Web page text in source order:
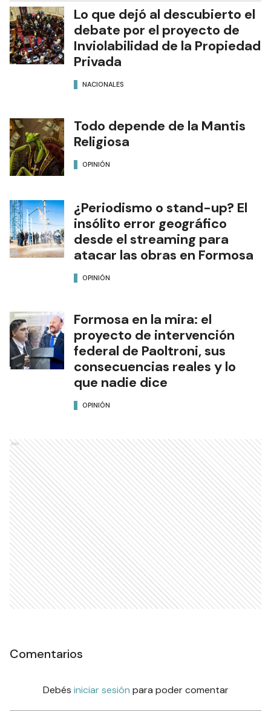
Lo que dejó al descubierto el
debate por el proyecto de
Inviolabilidad de la Propiedad
Privada
NACIONALES
Todo depende de la Mantis
Religiosa
OPINIÓN
¿Periodismo o stand-up? El
insólito error geográfico
desde el streaming para
atacar las obras en Formosa
OPINIÓN
Formosa en la mira: el
proyecto de intervención
federal de Paoltroni, sus
consecuencias reales y lo
que nadie dice
OPINIÓN
Ads
Comentarios
Debés iniciar sesión para poder comentar